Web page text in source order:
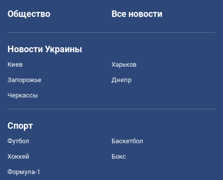
Общество
Все новости
Новости Украины
Киев Харьков
Запорожье Днепр
Черкассы
Спорт
Футбол Баскетбол
Хоккей Бокс
Формула-1